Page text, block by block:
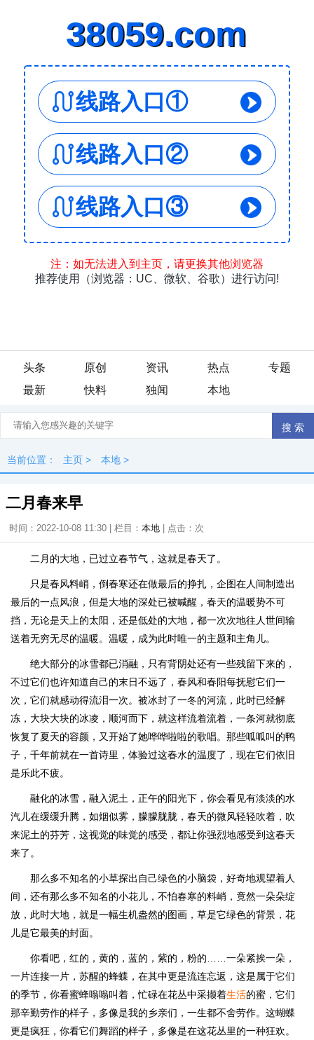
头条 原创 资讯 热点
专题
最新
快料 独闻 本地
当前位置： 主页 > 本地 >
二月春来早
时间：2022-10-08 11:30 | 栏目： 本地 | 点击： 次
二月的大地，已过立春节气，这就是春天了。
只是春风料峭，倒春寒还在做最后的挣扎，企图在人间制造出
最后的一点风浪，但是大地的深处已被喊醒，春天的温暖势不可
挡，无论是天上的太阳，还是低处的大地，都一次次地往人世间输
送着无穷无尽的温暖。温暖，成为此时唯一的主题和主角儿。
绝大部分的冰雪都已消融，只有背阴处还有一些残留下来的，
不过它们也许知道自己的末日不远了，春风和春阳每抚慰它们一
次，它们就感动得流泪一次。被冰封了一冬的河流，此时已经解
冻，大块大块的冰凌，顺河而下，就这样流着流着，一条河就彻底
恢复了夏天的容颜，又开始了她哗哗啦啦的歌唱。那些呱呱叫的鸭
子，千年前就在一首诗里，体验过这春水的温度了，现在它们依旧
是乐此不疲。
融化的冰雪，融入泥土，正午的阳光下，你会看见有淡淡的水
汽儿在缓缓升腾，如烟似雾，朦朦胧胧，春天的微风轻轻吹着，吹
来泥土的芬芳，这视觉的味觉的感受，都让你强烈地感受到这春天
来了。
那么多不知名的小草探出自己绿色的小脑袋，好奇地观望着人
间，还有那么多不知名的小花儿，不怕春寒的料峭，竟然一朵朵绽
放，此时大地，就是一幅生机盎然的图画，草是它绿色的背景，花
儿是它最美的封面。
你看吧，红的，黄的，蓝的，紫的，粉的……一朵紧挨一朵，
一片连接一片，苏醒的蜂蝶，在其中更是流连忘返，这是属于它们
的季节，你看蜜蜂嗡嗡叫着，忙碌在花丛中采撷着生活的蜜，它们
那辛勤劳作的样子，多像是我的乡亲们，一生都不舍劳作。这蝴蝶
更是疯狂，你看它们舞蹈的样子，多像是在这花丛里的一种狂欢。